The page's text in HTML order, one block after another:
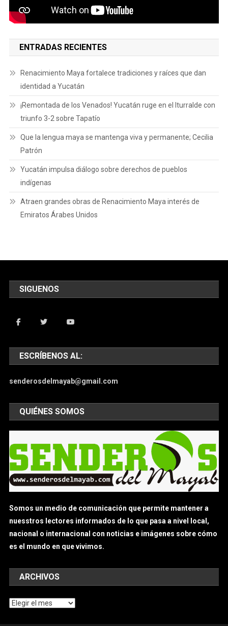
ENTRADAS RECIENTES
Renacimiento Maya fortalece tradiciones y raíces que dan
identidad a Yucatán
¡Remontada de los Venados! Yucatán ruge en el Iturralde con
triunfo 3-2 sobre Tapatío
Que la lengua maya se mantenga viva y permanente; Cecilia
Patrón
Yucatán impulsa diálogo sobre derechos de pueblos
indígenas
Atraen grandes obras de Renacimiento Maya interés de
Emiratos Árabes Unidos
SIGUENOS
ESCRÍBENOS AL:
senderosdelmayab@gmail.com
QUIÉNES SOMOS
Somos un medio de comunicación que permite mantener a
nuesstros lectores informados de lo que pasa a nivel local,
nacional o internacional con noticias e imágenes sobre cómo
es el mundo en que vivimos.
ARCHIVOS
Archivos